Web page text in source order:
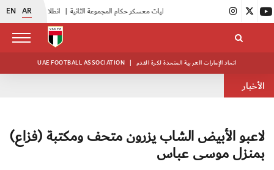
EN AR |
UAE FOOTBALL ASSOCIATION | اتحاد الإمارات العربية المتحدة لكرة القدم
الأخبار
لاعبو الأبيض الشاب يزرون متحف ومكتبة (فزاع)
بمنزل موسى عباس